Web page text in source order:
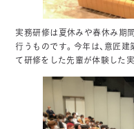
実務研修は夏休みや春休み期
行うものです。今年は、意匠
て研修をした先輩が体験した